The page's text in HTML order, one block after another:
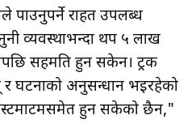
पाउनुपर्ने राहत उपलब्ध
व्यवस्थाभन्दा थप ५ लाख
सहमति हुन सकेन। ट्रक
र घटनाको अनुसन्धान भइरहेको
हुन सकेको छैन,"